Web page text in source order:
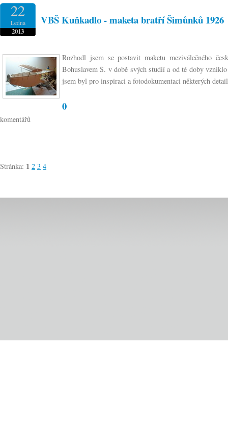
22
Ledna
2013
VBŠ Kuňkadlo - maketa bratří Šimůnků 1926
Rozhodl jsem se postavit maketu meziválečného
Bohuslavem Š. v době svých studií a od té doby
jsem byl pro inspiraci a fotodokumentaci některých
0
komentářů
Stránka: 1 2 3 4